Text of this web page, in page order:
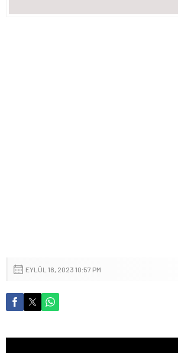
EYLÜL 18, 2023 10:57 PM